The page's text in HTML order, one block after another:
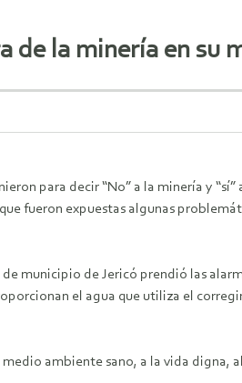
de la minería en su
para decir “No” a la minería y
fueron expuestas algunas
municipio de Jericó prendió las
el agua que utiliza el
ambiente sano, a la vida digna,